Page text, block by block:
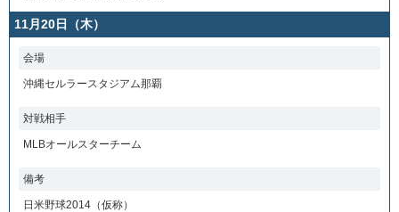
11月20日（木）
会場
沖縄セルラースタジアム那覇
対戦相手
MLBオールスターチーム
備考
日米野球2014（仮称）